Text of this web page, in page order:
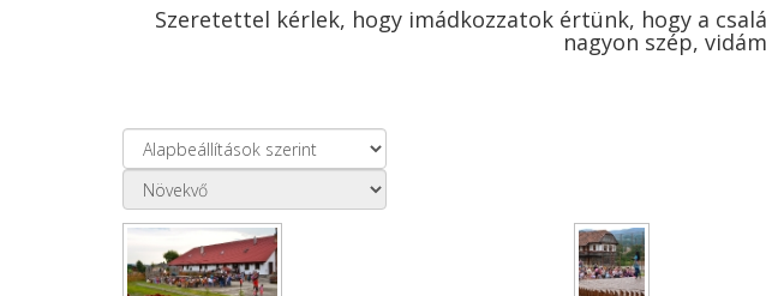
Szeretettel kérlek, hogy imádkozzatok értünk, hogy a
nagyon szép,